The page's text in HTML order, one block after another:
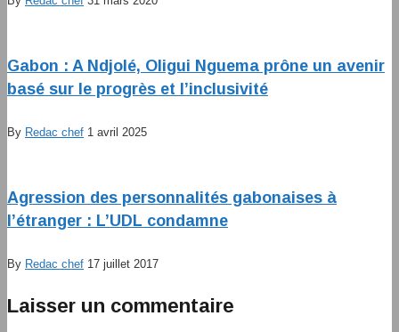
Gabon : A Ndjolé, Oligui Nguema prône un avenir
basé sur le progrès et l’inclusivité
By Redac chef 1 avril 2025
Agression des personnalités gabonaises à
l’étranger : L’UDL condamne
By Redac chef 17 juillet 2017
Laisser un commentaire